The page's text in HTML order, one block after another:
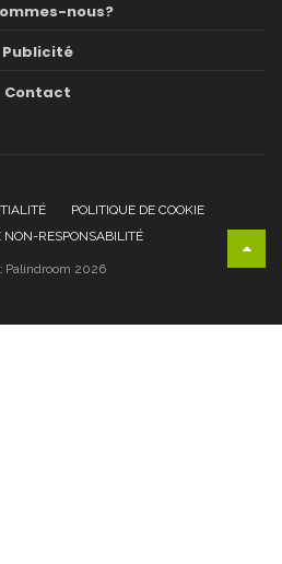
nous?
Publicité
Contact
POLITIQUE DE COOKIE
NON-RESPONSABILITÉ
2026